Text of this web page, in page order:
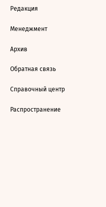
Редакция
Менеджмент
Архив
Обратная связь
Справочный центр
Распространение